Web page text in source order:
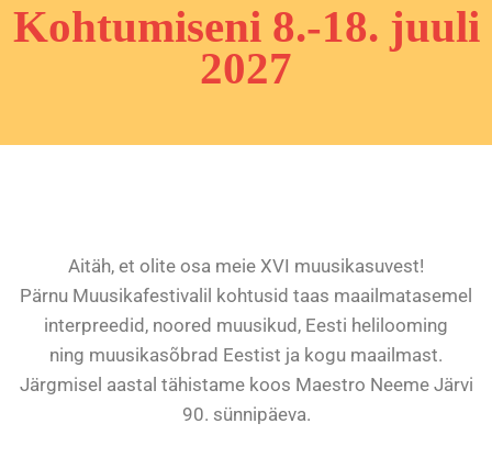
Kohtumiseni 8.-18. juuli
2027
Aitäh, et olite osa meie XVI muusikasuvest!
Pärnu Muusikafestivalil kohtusid taas maailmatasemel
interpreedid, noored muusikud, Eesti helilooming
ning muusikasõbrad Eestist ja kogu maailmast.
Järgmisel aastal tähistame koos Maestro Neeme Järvi
90. sünnipäeva.